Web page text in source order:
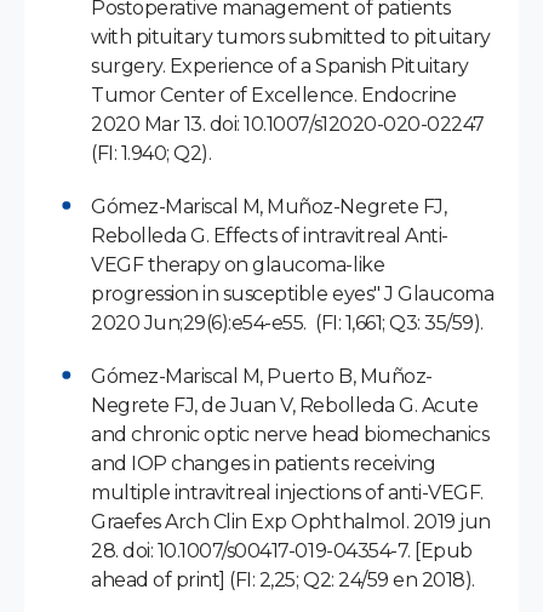
Postoperative management of patients
with pituitary tumors submitted to pituitary
surgery. Experience of a Spanish Pituitary
Tumor Center of Excellence. Endocrine
2020 Mar 13. doi: 10.1007/s12020-020-02247
(FI: 1.940; Q2).
Gómez-Mariscal M, Muñoz-Negrete FJ,
Rebolleda G. Effects of intravitreal Anti-
VEGF therapy on glaucoma-like
progression in susceptible eyes" J Glaucoma
2020 Jun;29(6):e54-e55. (FI: 1,661; Q3: 35/59).
Gómez-Mariscal M, Puerto B, Muñoz-
Negrete FJ, de Juan V, Rebolleda G. Acute
and chronic optic nerve head biomechanics
and IOP changes in patients receiving
multiple intravitreal injections of anti-VEGF.
Graefes Arch Clin Exp Ophthalmol. 2019 jun
28. doi: 10.1007/s00417-019-04354-7. [Epub
ahead of print] (FI: 2,25; Q2: 24/59 en 2018).